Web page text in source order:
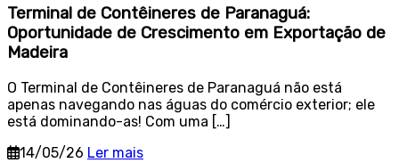
Terminal de Contêineres de Paranaguá:
Oportunidade de Crescimento em Exportação de
Madeira
O Terminal de Contêineres de Paranaguá não está
apenas navegando nas águas do comércio exterior; ele
está dominando-as! Com uma […]
14/05/26 Ler mais